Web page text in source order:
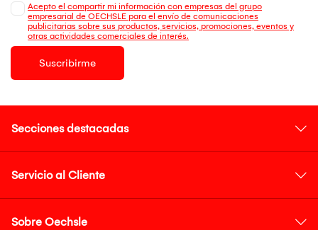
Acepto el compartir mi información con empresas del grupo
empresarial de OECHSLE para el envío de comunicaciones
publicitarias sobre sus productos, servicios, promociones, eventos y
otras actividades comerciales de interés.
Suscribirme
Secciones destacadas
Servicio al Cliente
Sobre Oechsle